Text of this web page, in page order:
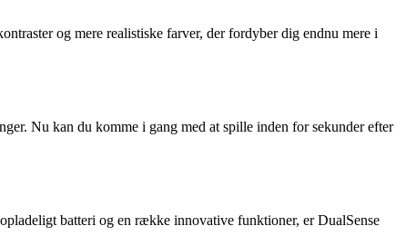
og mere realistiske farver, der fordyber dig endnu mere i
Nu kan du komme i gang med at spille inden for sekunder efter
batteri og en række innovative funktioner, er DualSense